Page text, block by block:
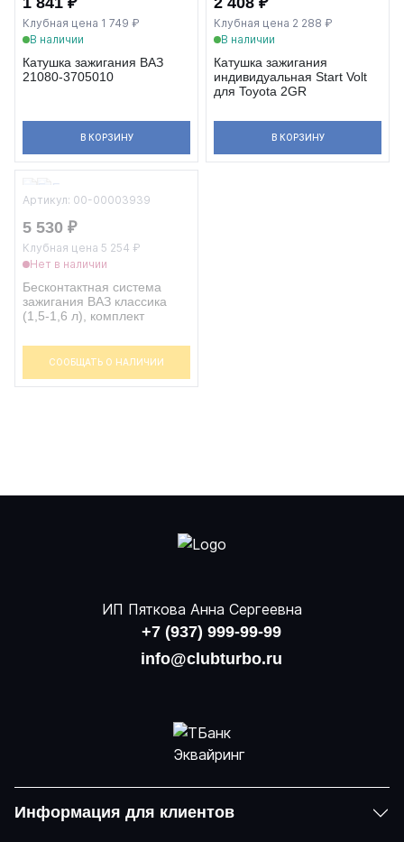
Клубная цена 1 749 ₽
В наличии
Катушка зажигания ВАЗ
21080-3705010
В КОРЗИНУ
Клубная цена 2 288 ₽
В наличии
Катушка зажигания
индивидуальная Start Volt
для Toyota 2GR
В КОРЗИНУ
Артикул: 00-00003939
5 530 ₽
Клубная цена 5 254 ₽
Нет в наличии
Бесконтактная система
зажигания ВАЗ классика
(1,5-1,6 л), комплект
СООБЩАТЬ О НАЛИЧИИ
ИП Пяткова Анна Сергеевна
+7 (937) 999-99-99
info@clubturbo.ru
Информация для клиентов